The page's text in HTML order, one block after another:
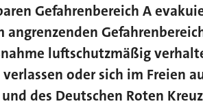
Gefahrenbereich A
angrenzenden
luftschutzmäßig
oder sich im Freien
des Deutschen Roten